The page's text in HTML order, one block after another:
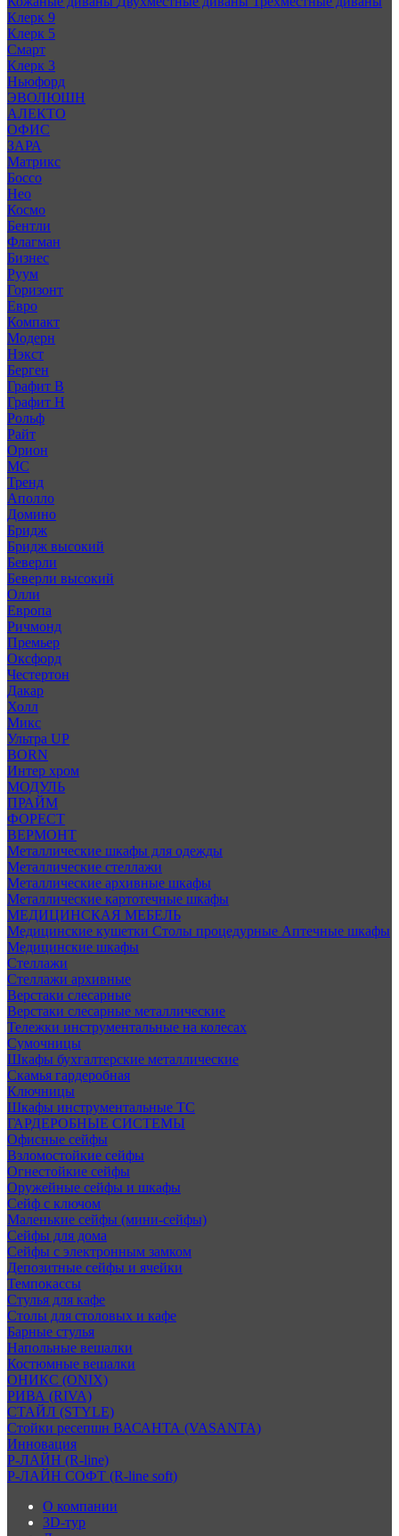
Клерк 9
Клерк 5
Смарт
Клерк 3
Ньюфорд
ЭВОЛЮШН
АЛЕКТО
ОФИС
ЗАРА
Матрикс
Боссо
Нео
Космо
Бентли
Флагман
Бизнес
Руум
Горизонт
Евро
Компакт
Модерн
Нэкст
Берген
Графит В
Графит Н
Рольф
Райт
Орион
МС
Тренд
Аполло
Домино
Бридж
Бридж высокий
Беверли
Беверли высокий
Олли
Европа
Ричмонд
Премьер
Оксфорд
Честертон
Дакар
Холл
Микс
Ультра UP
BORN
Интер хром
МОДУЛЬ
ПРАЙМ
ФОРЕСТ
ВЕРМОНТ
Металлические шкафы для одежды
Металлические стеллажи
Металлические архивные шкафы
Металлические картотечные шкафы
МЕДИЦИНСКАЯ МЕБЕЛЬ
Медицинские кушетки Столы процедурные Аптечные шкафы
Медицинские шкафы
Стеллажи
Стеллажи архивные
Верстаки слесарные
Верстаки слесарные металлические
Тележки инструментальные на колесах
Сумочницы
Шкафы бухгалтерские металлические
Скамья гардеробная
Ключницы
Шкафы инструментальные ТС
ГАРДЕРОБНЫЕ СИСТЕМЫ
Офисные сейфы
Взломостойкие сейфы
Огнестойкие сейфы
Оружейные сейфы и шкафы
Сейф с ключом
Маленькие сейфы (мини-сейфы)
Сейфы для дома
Сейфы с электронным замком
Депозитные сейфы и ячейки
Темпокассы
Стулья для кафе
Столы для столовых и кафе
Барные стулья
Напольные вешалки
Костюмные вешалки
ОНИКС (ONIX)
РИВА (RIVA)
СТАЙЛ (STYLE)
Стойки ресепшн ВАСАНТА (VASANTA)
Инновация
Р-ЛАЙН (R-line)
Р-ЛАЙН СОФТ (R-line soft)
О компании
3D-тур